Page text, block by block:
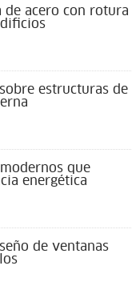
de acero con rotura
estructuras de
que
energética
de ventanas